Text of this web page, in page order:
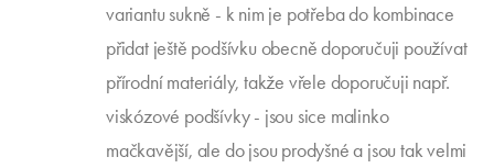
variantu sukně - k nim je potřeba do kombinace
přidat ještě podšívku obecně doporučuji používat
přírodní materiály, takže vřele doporučuji např.
viskózové podšívky - jsou sice malinko
mačkavější, ale do jsou prodyšné a jsou tak velmi